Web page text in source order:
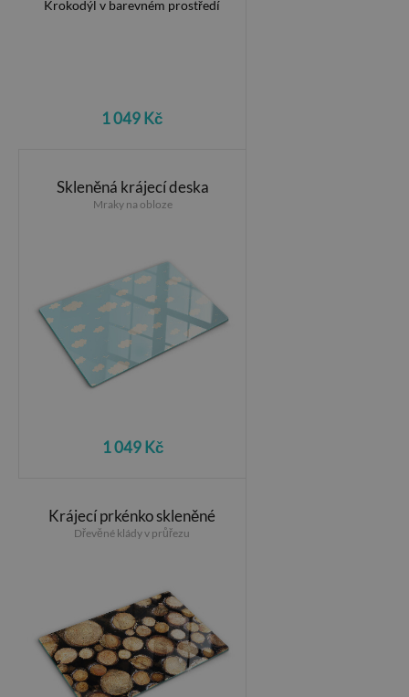
1 049 Kč
Skleněná krájecí deska
Mraky na obloze
1 049 Kč
Krájecí prkénko skleněné
Dřevěné klády v průřezu